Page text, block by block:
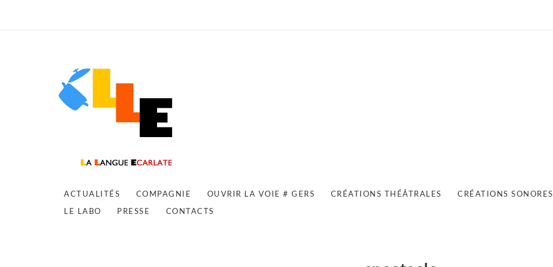
ACTUALITÉS COMPAGNIE OUVRIR LA VOIE # GERS CRÉATIONS THÉÂTRALES CRÉATIONS SONORES
LE LABO PRESSE CONTACTS